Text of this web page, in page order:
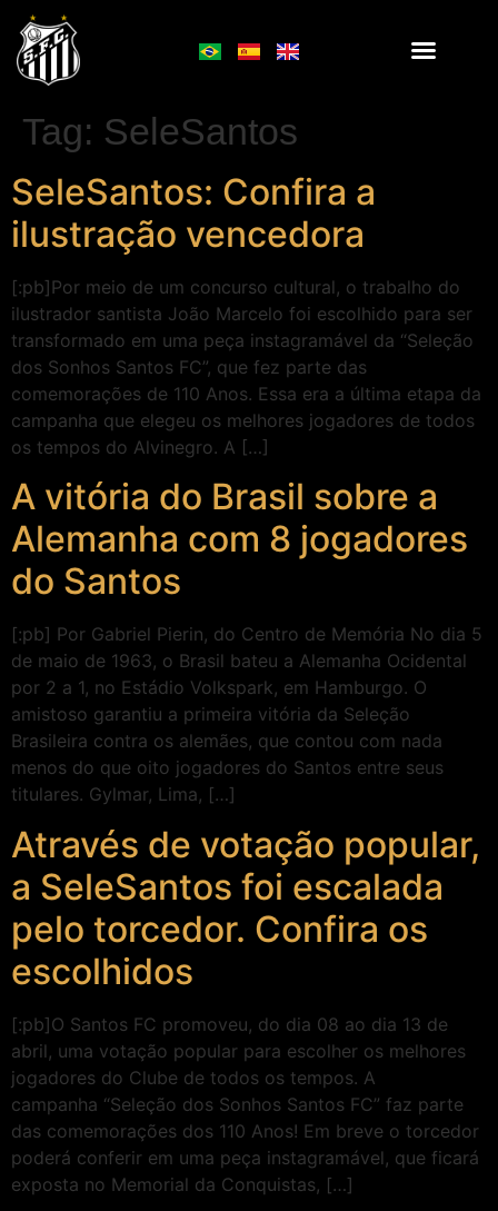
Tag: SeleSantos
SeleSantos: Confira a
ilustração vencedora
[:pb]Por meio de um concurso cultural, o trabalho do
ilustrador santista João Marcelo foi escolhido para ser
transformado em uma peça instagramável da “Seleção
dos Sonhos Santos FC”, que fez parte das
comemorações de 110 Anos. Essa era a última etapa da
campanha que elegeu os melhores jogadores de todos
os tempos do Alvinegro. A […]
A vitória do Brasil sobre a
Alemanha com 8 jogadores
do Santos
[:pb] Por Gabriel Pierin, do Centro de Memória No dia 5
de maio de 1963, o Brasil bateu a Alemanha Ocidental
por 2 a 1, no Estádio Volkspark, em Hamburgo. O
amistoso garantiu a primeira vitória da Seleção
Brasileira contra os alemães, que contou com nada
menos do que oito jogadores do Santos entre seus
titulares. Gylmar, Lima, […]
Através de votação popular,
a SeleSantos foi escalada
pelo torcedor. Confira os
escolhidos
[:pb]O Santos FC promoveu, do dia 08 ao dia 13 de
abril, uma votação popular para escolher os melhores
jogadores do Clube de todos os tempos. A
campanha “Seleção dos Sonhos Santos FC” faz parte
das comemorações dos 110 Anos! Em breve o torcedor
poderá conferir em uma peça instagramável, que ficará
exposta no Memorial da Conquistas, […]